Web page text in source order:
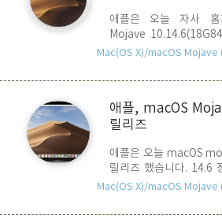
수정. - Pages,
GarageBand가 업데이
특별히 주목할만한 점
것인데, 이는 ..
애플은 오늘 자사 홈
Mojave
및 combo update 패
(2.67GB) - 시스템 요
(3.37GB) - 시스템 요
Update는 지난 번 릴리
는 10.14 초기 버전부
을 누적한 업데이트 패
은 검토하시기 바랍니다.
Mac(OS X)/macOS Mojave
애플, macOS
릴리즈
애플은 오늘 macOS
릴리즈 했습니다. 14.6
및 보안 수정내용을
파일 공유 안정성 향
Mac(OS X)/macOS Mojave